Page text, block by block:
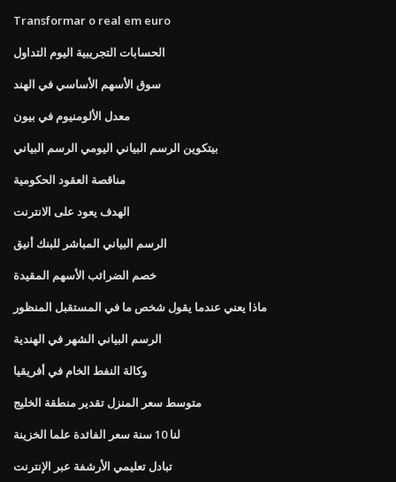
Transformar o real em euro
الحسابات التجريبية اليوم التداول
سوق الأسهم الأساسي في الهند
معدل الألومنيوم في بيون
بيتكوين الرسم البياني اليومي الرسم البياني
مناقصة العقود الحكومية
الهدف يعود على الانترنت
الرسم البياني المباشر للبنك أنيق
خصم الضرائب الأسهم المقيدة
ماذا يعني عندما يقول شخص ما في المستقبل المنظور
الرسم البياني الشهر في الهندية
وكالة النفط الخام في أفريقيا
متوسط ​​سعر المنزل تقدير منطقة الخليج
لنا 10 سنة سعر الفائدة علما الخزينة
تبادل تعليمي الأرشفة عبر الإنترنت